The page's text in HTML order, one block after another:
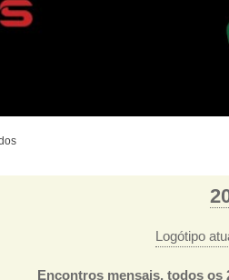
Logótipo
Encontros mensais, todos os